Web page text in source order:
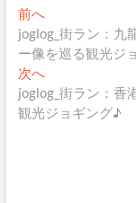
投
稿
ナ
ビ
前へ過
去
の
投
稿:
joglog_街ラン：九
ー像を巡る観光ジ
次へ次
の
投
joglog_街ラン：香
観光ジョギング♪